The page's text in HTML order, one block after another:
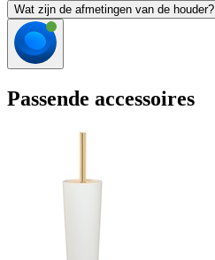
Wat zijn de afmetingen van de houder?
Passende accessoires